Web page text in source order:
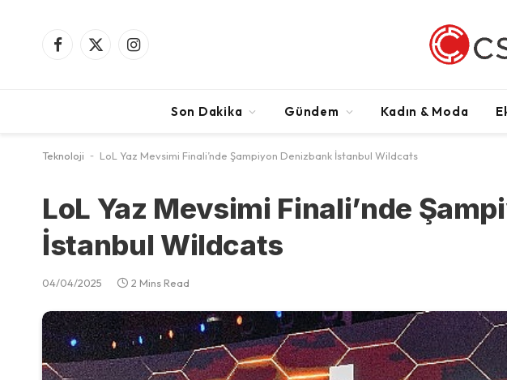
Facebook
X
Instagram
Son Dakika Gündem Kadın & Moda
Teknoloji - LoL Yaz Mevsimi Finali’nde Şampiyon Denizbank İstanbul Wildcats
LoL Yaz Mevsimi Finali’nde
İstanbul Wildcats
04/04/2025 2 Mins Read